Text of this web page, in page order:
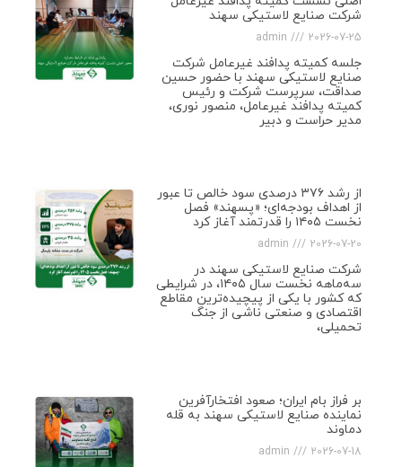
شرکت صنایع لاستیکی سهند
admin 2026-07-25
جلسه کمیته پدافند غیرعامل شرکت
صنایع لاستیکی سهند با حضور حسین
صداقت، سرپرست شرکت و رئیس
کمیته پدافند غیرعامل، منصور نوری،
مدیر حراست و دبیر
از رشد ۳۷۶ درصدی سود خالص تا عبور
از اهداف بودجه‌ای؛ «پسهند» فصل
نخست ۱۴۰۵ را قدرتمند آغاز کرد
admin 2026-07-20
شرکت صنایع لاستیکی سهند در
سه‌ماهه نخست سال ۱۴۰۵، در شرایطی
که کشور با یکی از پیچیده‌ترین مقاطع
اقتصادی و صنعتی ناشی از جنگ
تحمیلی،
بر فراز بام ایران؛ صعود افتخارآفرین
نماینده صنایع لاستیکی سهند به قله
دماوند
admin 2026-07-18